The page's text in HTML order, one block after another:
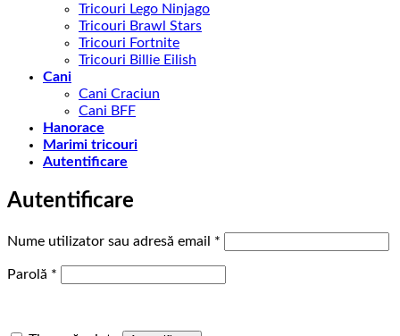
Tricouri Lego Ninjago
Tricouri Brawl Stars
Tricouri Fortnite
Tricouri Billie Eilish
Cani
Cani Craciun
Cani BFF
Hanorace
Marimi tricouri
Autentificare
Autentificare
Nume utilizator sau adresă email *
Parolă *